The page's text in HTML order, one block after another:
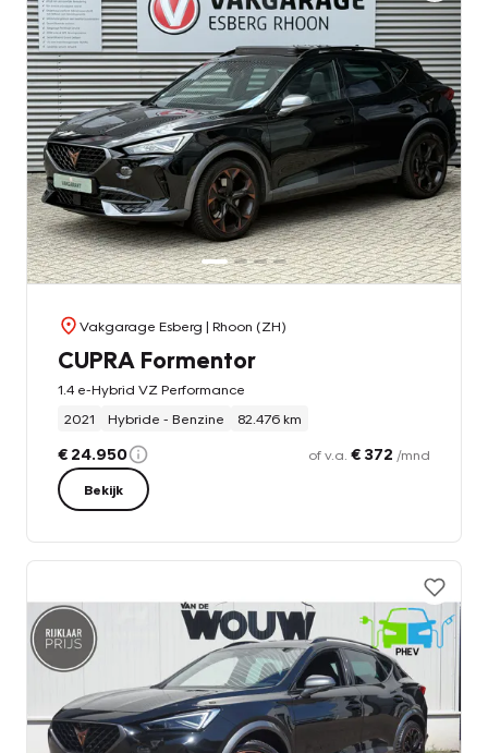
Vakgarage Esberg | Rhoon (ZH)
CUPRA Formentor
1.4 e-Hybrid VZ Performance
2021
Hybride - Benzine 82.476 km
€ 24.950 of v.a. € 372 /mnd
Bekijk